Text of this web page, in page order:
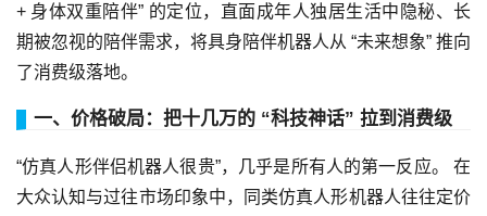
+ 身体双重陪伴” 的定位，直面成年人独居生活中隐秘、长
期被忽视的陪伴需求，将具身陪伴机器人从 “未来想象” 推向
了消费级落地。
一、价格破局：把十几万的 “科技神话” 拉到消费级
“仿真人形伴侣机器人很贵”，几乎是所有人的第一反应。 在
大众认知与过往市场印象中，同类仿真人形机器人往往定价